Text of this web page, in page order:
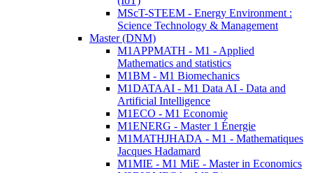
MScT-STEEM - Energy Environment :
Science Technology & Management
Master (DNM)
M1APPMATH - M1 - Applied
Mathematics and statistics
M1BM - M1 Biomechanics
M1DATAAI - M1 Data AI - Data and
Artificial Intelligence
M1ECO - M1 Economie
M1ENERG - Master 1 Énergie
M1MATHJHADA - M1 - Mathematiques
Jacques Hadamard
M1MIE - M1 MiE - Master in Economics